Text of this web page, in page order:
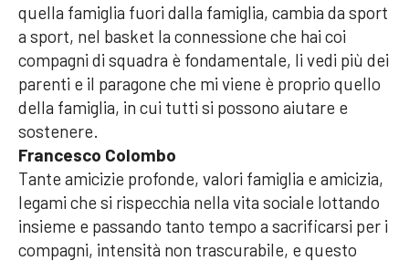
quella famiglia fuori dalla famiglia, cambia da sport
a sport, nel basket la connessione che hai coi
compagni di squadra è fondamentale, li vedi più dei
parenti e il paragone che mi viene è proprio quello
della famiglia, in cui tutti si possono aiutare e
sostenere.
Francesco Colombo
Tante amicizie profonde, valori famiglia e amicizia,
legami che si rispecchia nella vita sociale lottando
insieme e passando tanto tempo a sacrificarsi per i
compagni, intensità non trascurabile, e questo